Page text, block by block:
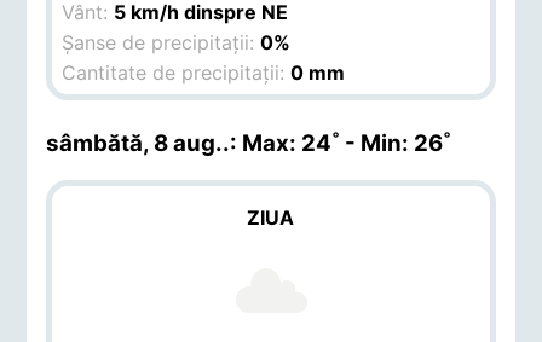
Vânt: 5 km/h dinspre NE
Șanse de precipitații:0%
Cantitate de precipitații:0 mm
sâmbătă, 8 aug..: Max: 24˚ - Min: 26˚
ZIUA